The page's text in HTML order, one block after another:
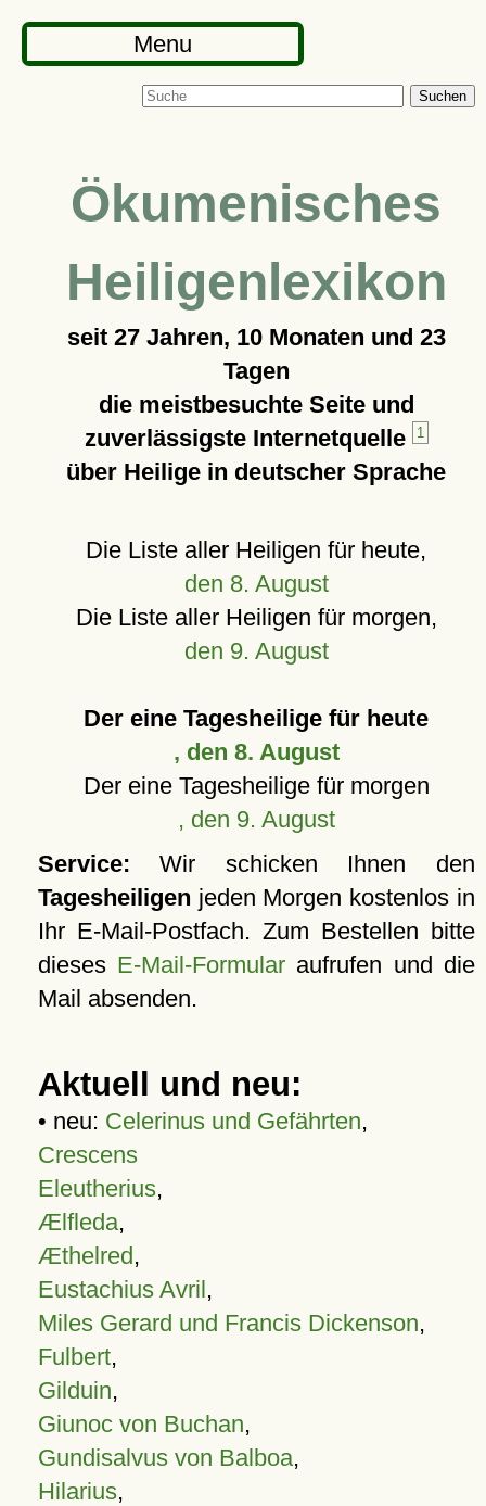
Menu
Suchen
Ökumenisches
Heiligenlexikon
seit 27 Jahren, 10 Monaten und 23
Tagen
die meistbesuchte Seite und
zuverlässigste Internetquelle
1
über Heilige in deutscher Sprache
Die Liste aller Heiligen für heute,
den 8. August
Die Liste aller Heiligen für morgen,
den 9. August
Der eine Tagesheilige für heute
, den 8. August
Der eine Tagesheilige für morgen
, den 9. August
Service: Wir schicken Ihnen den
Tagesheiligen jeden Morgen kostenlos in
Ihr E-Mail-Postfach. Zum Bestellen bitte
dieses E-Mail-Formular aufrufen und die
Mail absenden.
Aktuell und neu:
• neu: Celerinus und Gefährten,
Crescens
Eleutherius,
Ælfleda,
Æthelred,
Eustachius Avril,
Miles Gerard und Francis Dickenson,
Fulbert,
Gilduin,
Giunoc von Buchan,
Gundisalvus von Balboa,
Hilarius,